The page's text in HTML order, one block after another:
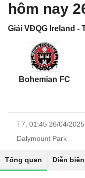
hôm nay
Giải VĐQG Ireland -
Bohemian FC
T7, 01:45 26/04/2025
Dalymount Park
Tổng quan Diễn biến